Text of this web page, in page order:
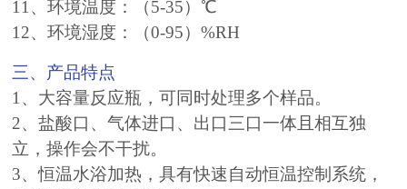
11、环境温度：（5-35）℃
12、环境湿度：（0-95）%RH
三、产品特点
1、大容量反应瓶，可同时处理多个样品。
2、盐酸口、气体进口、出口三口一体且相互独
立，操作会不干扰。
3、恒温水浴加热，具有快速自动恒温控制系统，